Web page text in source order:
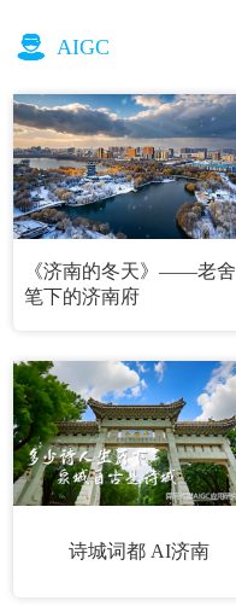
AIGC
《济南的冬天》——老舍
笔下的济南府
诗城词都 AI济南